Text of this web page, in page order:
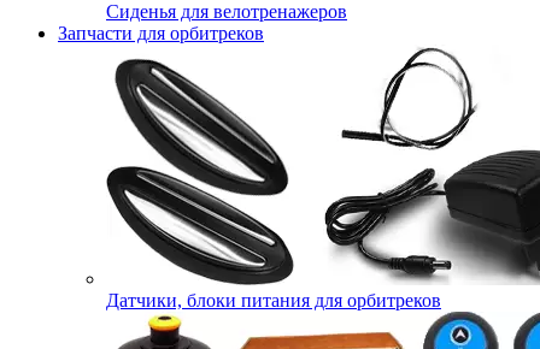
Сиденья для велотренажеров
Запчасти для орбитреков
Датчики, блоки питания для орбитреков